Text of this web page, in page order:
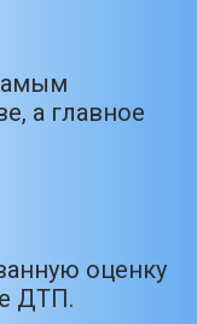
а главное
оценку
ДТП.